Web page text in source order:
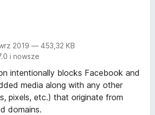
2019 — 453,32 KB
i nowsze
intentionally blocks Facebook and
media along with any other
pixels, etc.) that originate from
domains.